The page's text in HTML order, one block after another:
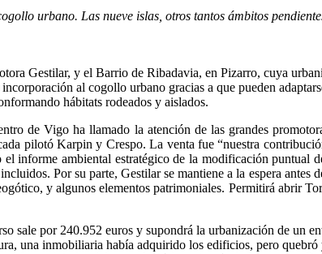
urbano. Las nueve islas, otros tantos ámbitos
Gestilar, y el Barrio de Ribadavia, en Pizarro, cuya
al cogollo urbano gracias a que pueden
hábitats rodeados y aislados.
de Vigo ha llamado la atención de las grandes
pilotó Karpin y Crespo. La venta fue “nuestra
informe ambiental estratégico de la modificación puntual
Por su parte, Gestilar se mantiene a la espera
y algunos elementos patrimoniales. Permitirá abrir
sale por 240.952 euros y supondrá la urbanización de un
una inmobiliaria había adquirido los edificios, pero quebró